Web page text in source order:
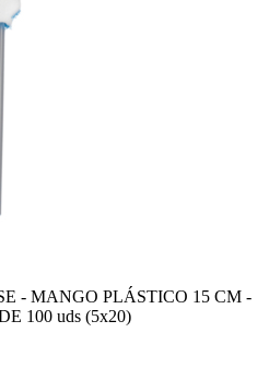
- MANGO PLÁSTICO 15 CM -
100 uds (5x20)